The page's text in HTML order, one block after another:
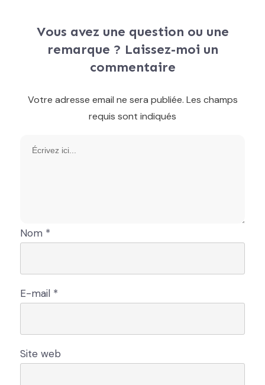
Vous avez une question ou une
remarque ? Laissez-moi un
commentaire
Votre adresse email ne sera publiée. Les champs
requis sont indiqués
Nom *
E-mail *
Site web